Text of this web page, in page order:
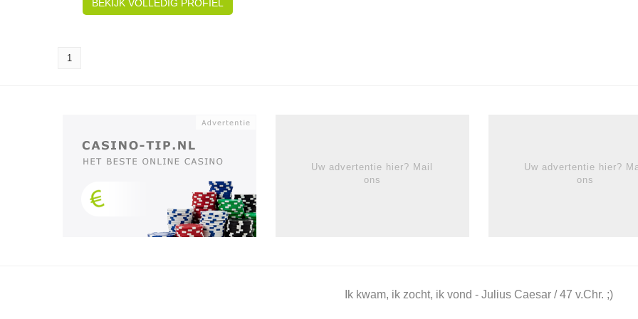
BEKIJK VOLLEDIG PROFIEL
1
Uw advertentie hier? Mail
ons
Uw advertentie hier?
ons
Ik kwam, ik zocht, ik vond - Julius Caesar / 47 v.Chr. ;)